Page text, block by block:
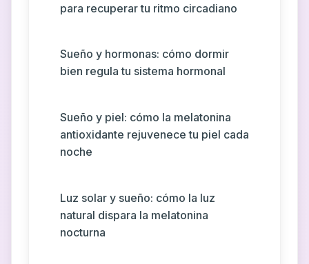
para recuperar tu ritmo circadiano
Sueño y hormonas: cómo dormir
bien regula tu sistema hormonal
Sueño y piel: cómo la melatonina
antioxidante rejuvenece tu piel cada
noche
Luz solar y sueño: cómo la luz
natural dispara la melatonina
nocturna